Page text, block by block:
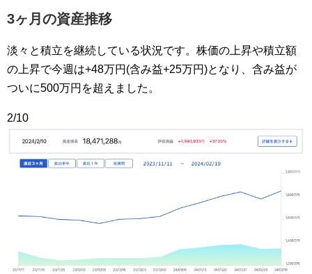
3ヶ月の資産推移
淡々と積立を継続している状況です。株価の上昇や積立額
の上昇で今週は+48万円(含み益+25万円)となり、含み益が
ついに500万円を超えました。
2/10